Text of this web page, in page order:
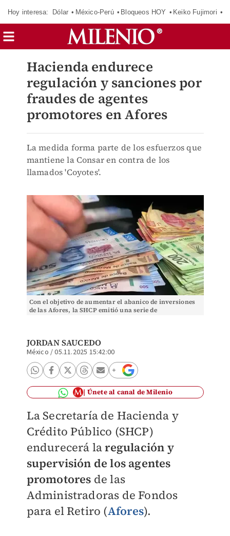
Hoy interesa: Dólar México-Perú Bloqueos HOY Keiko Fujimori
Hacienda endurece
regulación y sanciones por
fraudes de agentes
promotores en Afores
La medida forma parte de los esfuerzos que
mantiene la Consar en contra de los
llamados 'Coyotes'.
Con el objetivo de aumentar el abanico de inversiones
de las Afores, la SHCP emitió una serie de
JORDAN SAUCEDO
México /05.11.2025 15:42:00
Únete al canal de Milenio
La Secretaría de Hacienda y
Crédito Público (SHCP)
endurecerá laregulación y
supervisión de los agentes
promotores de las
Administradoras de Fondos
para el Retiro (Afores).